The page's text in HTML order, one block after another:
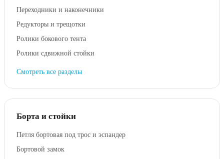
Переходники и наконечники
Редукторы и трещотки
Ролики бокового тента
Ролики сдвижной стойки
Смотреть все разделы
Борта и стойки
Петля бортовая под трос и эспандер
Бортовой замок